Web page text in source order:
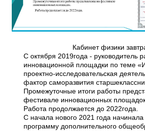
Кабинет физики
С октября 2019года - руководитель
инновационной площадки по теме
проектно-исследовательская
фактор саморазвития
Промежуточные итоги работы
фестивале инновационных
Работа продолжается до 2022года.
С начала нового 2021 года
программу дополнительного